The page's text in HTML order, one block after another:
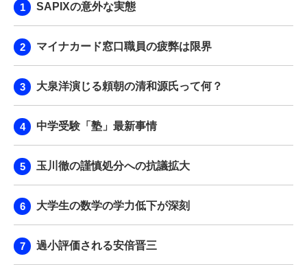
SAPIXの意外な実態
マイナカード窓口職員の疲弊は限界
大泉洋演じる頼朝の清和源氏って何？
中学受験「塾」最新事情
玉川徹の謹慎処分への抗議拡大
大学生の数学の学力低下が深刻
過小評価される安倍晋三